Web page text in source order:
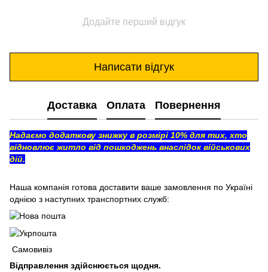
Додайте перший відгук
Написати відгук
Доставка Оплата Повернення
Надаємо додаткову знижку в розмірі 10% для тих, хто
відновлює житло від пошкоджень внаслідок військових
дій.
Наша компанія готова доставити ваше замовлення по Україні
однією з наступних транспортних служб:
Самовивіз
Відправлення здійснюється щодня.